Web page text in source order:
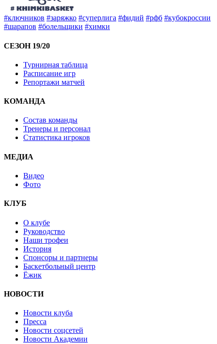
#ключников #заряжко #суперлига #фидий #рфб #кубокроссии
#шарапов #болельщики #химки
СЕЗОН 19/20
Турнирная таблица
Расписание игр
Репортажи матчей
КОМАНДА
Состав команды
Тренеры и персонал
Статистика игроков
МЕДИА
Видео
Фото
КЛУБ
О клубе
Руководство
Наши трофеи
История
Спонсоры и партнеры
Баскетбольный центр
Ёжик
НОВОСТИ
Новости клуба
Пресса
Новости соцсетей
Новости Академии